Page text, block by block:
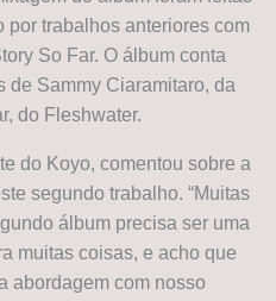
por trabalhos anteriores com
So Far. O álbum conta
de Sammy Ciaramitaro, da
do Fleshwater.
do Koyo, comentou sobre a
segundo trabalho. “Muitas
álbum precisa ser uma
muitas coisas, e acho que
abordagem com nosso